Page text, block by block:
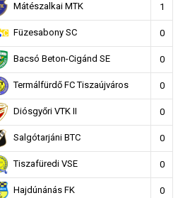
Mátészalkai MTK 1
Füzesabony SC 0
Bacsó Beton-Cigánd SE 0
Termálfürdő FC Tiszaújváros 0
Diósgyőri VTK II 0
Salgótarjáni BTC 0
Tiszafüredi VSE 0
Hajdúnánás FK 0